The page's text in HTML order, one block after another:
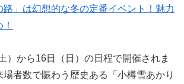
路」は幻想的な冬の定番イベント！魅力
）から16日（日）の日程で開催されま
者数で賑わう歴史ある「小樽雪あかり